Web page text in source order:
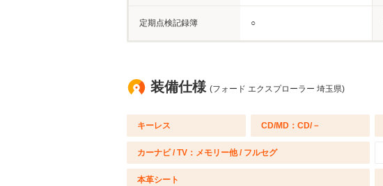
定期点検記録簿 ○
装備仕様 (フォード エクスプローラー 埼玉県)
キーレス CD/MD：CD/－
カーナビ / TV：メモリー他 / フルセグ
本革シート